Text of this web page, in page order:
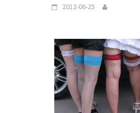
2012-06-25